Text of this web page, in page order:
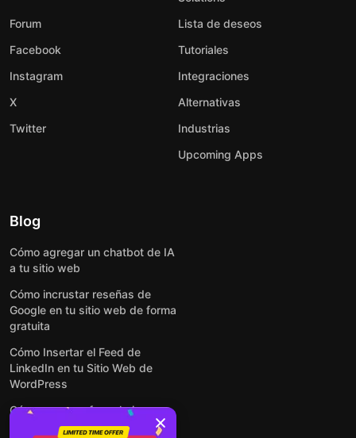
Forum
Facebook
Instagram
X
Twitter
Lista de deseos
Tutoriales
Integraciones
Alternativas
Industrias
Upcoming Apps
Blog
Cómo agregar un chatbot de IA
a tu sitio web
Cómo incrustar reseñas de
Google en tu sitio web de forma
gratuita
Cómo Insertar el Feed de
LinkedIn en tu Sitio Web de
WordPress
Cómo crear un formulario para
WordPress: de manera simple y